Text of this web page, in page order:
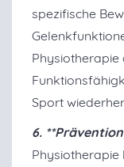
spezifische
Sport
6.
Physiotherapie